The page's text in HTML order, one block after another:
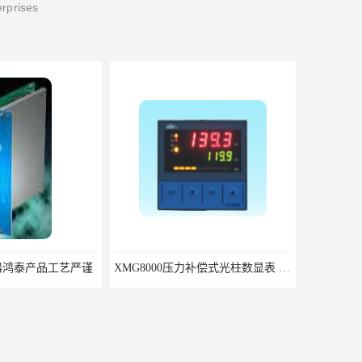
鸿泰产品工艺严谨 XMG8000压力补偿式光柱数显表 XMG82666优选北京鸿泰顺达科技